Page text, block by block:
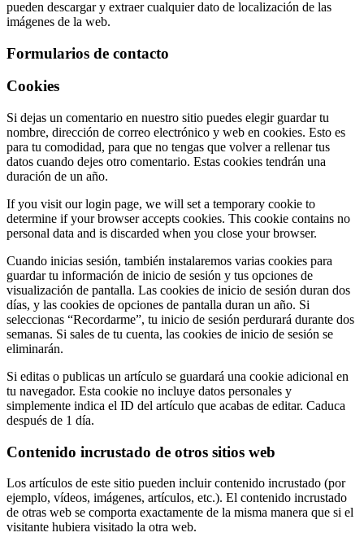
pueden descargar y extraer cualquier dato de localización de las
imágenes de la web.
Formularios de contacto
Cookies
Si dejas un comentario en nuestro sitio puedes elegir guardar tu
nombre, dirección de correo electrónico y web en cookies. Esto es
para tu comodidad, para que no tengas que volver a rellenar tus
datos cuando dejes otro comentario. Estas cookies tendrán una
duración de un año.
If you visit our login page, we will set a temporary cookie to
determine if your browser accepts cookies. This cookie contains no
personal data and is discarded when you close your browser.
Cuando inicias sesión, también instalaremos varias cookies para
guardar tu información de inicio de sesión y tus opciones de
visualización de pantalla. Las cookies de inicio de sesión duran dos
días, y las cookies de opciones de pantalla duran un año. Si
seleccionas “Recordarme”, tu inicio de sesión perdurará durante dos
semanas. Si sales de tu cuenta, las cookies de inicio de sesión se
eliminarán.
Si editas o publicas un artículo se guardará una cookie adicional en
tu navegador. Esta cookie no incluye datos personales y
simplemente indica el ID del artículo que acabas de editar. Caduca
después de 1 día.
Contenido incrustado de otros sitios web
Los artículos de este sitio pueden incluir contenido incrustado (por
ejemplo, vídeos, imágenes, artículos, etc.). El contenido incrustado
de otras web se comporta exactamente de la misma manera que si el
visitante hubiera visitado la otra web.